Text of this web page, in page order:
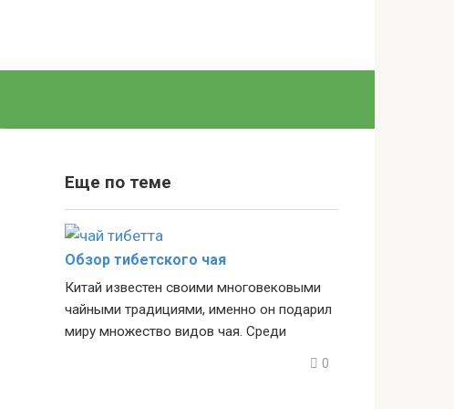
Еще по теме
Обзор тибетского чая
Китай известен своими многовековыми
чайными традициями, именно он подарил
миру множество видов чая. Среди
0